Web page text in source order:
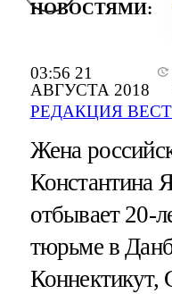
03:56 21
АВГУСТА 2018
РЕДАКЦИЯ
НОВОСТЯМИ:
Жена
Константина
отбывает 20-
тюрьме в